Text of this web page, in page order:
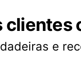
clientes
e